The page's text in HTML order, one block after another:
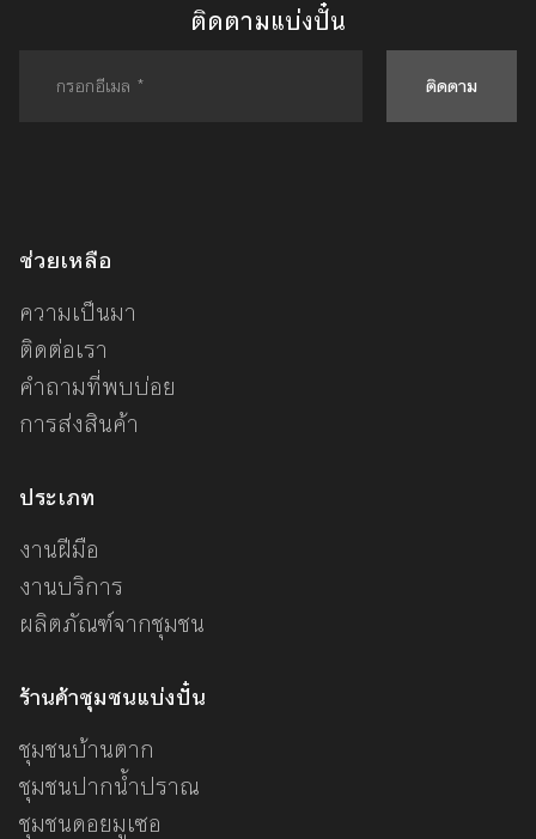
ติดตามแบ่งปั๋น
ติดตาม
ช่วยเหลือ
ความเป็นมา
ติดต่อเรา
คำถามที่พบบ่อย
การส่งสินค้า
ประเภท
งานฝีมือ
งานบริการ
ผลิตภัณฑ์จากชุมชน
ร้านค้าชุมชนแบ่งปั๋น
ชุมชนบ้านตาก
ชุมชนปากน้ำปราณ
ชุมชนดอยมูเซอ